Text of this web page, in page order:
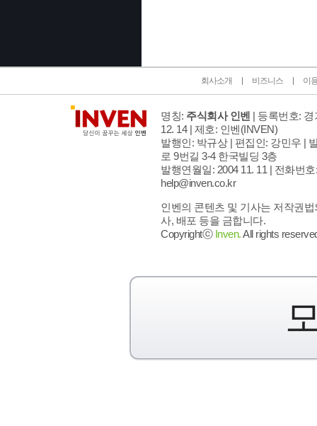
회사소개 비즈니스 이
명칭: 주식회사 인벤 | 등록번호:
12. 14 | 제호: 인벤(INVEN)
발행인: 박규상 | 편집인: 강민우 |
로 9번길 3-4 한국빌딩 3층
발행연월일: 2004 11. 11 | 전화번호
help@inven.co.kr
인벤의 콘텐츠 및 기사는 저작권
사, 배포 등을 금합니다.
Copyrightⓒ Inven.All rights